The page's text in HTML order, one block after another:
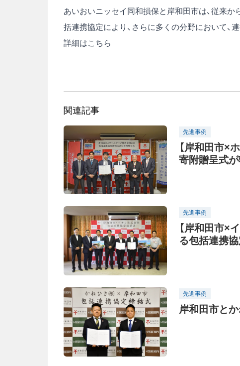
あいおいニッセイ同和損保と岸和田市は、従来か
括連携協定により、さらに多くの分野において、
詳細はこちら
関連記事
先進事例
【岸和田市×
寄附贈呈式
先進事例
【岸和田市×
る包括連携
先進事例
岸和田市と